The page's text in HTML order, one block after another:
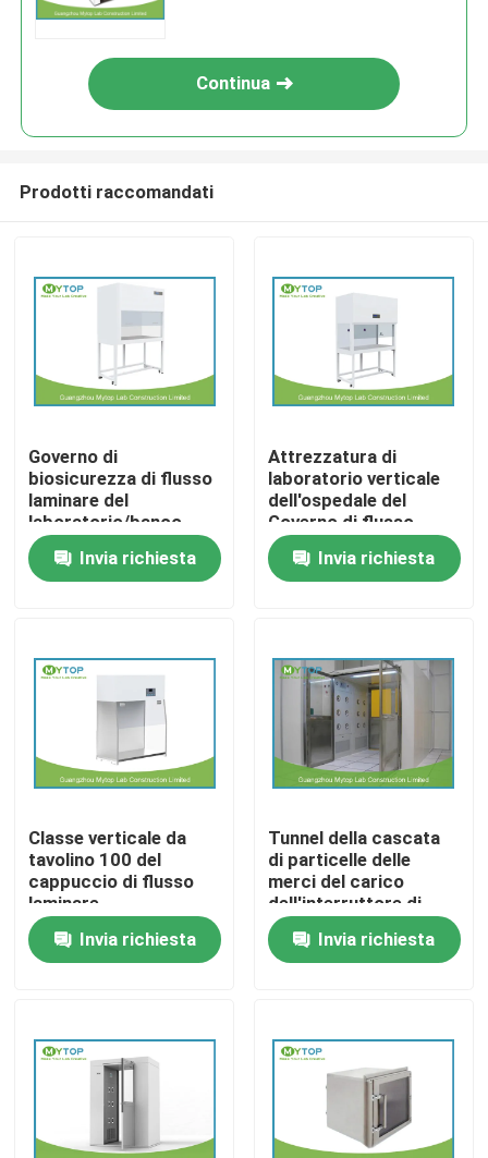
Casa
Contatti
Mobilia del laboratorio dell'università
Mobilia del laboratorio dell'ospedale
Mobilia del laboratorio del metallo
cappa di laboratorio
Continua
Prodotti raccomandati
Governo di
biosicurezza di flusso
laminare del
laboratorio/banco
flusso laminare per
stanza pulitaInvia richiesta
Attrezzatura di
laboratorio verticale
dell'ospedale del
Governo di flusso
laminare con la
finestra di vetro
laterale
Invia richiesta
Classe verticale da
tavolino 100 del
cappuccio di flusso
laminare
dell'attrezzatura di
laboratorio della
stanza pulita
Invia richiesta
Tunnel della cascata
di particelle delle
merci del carico
dell'interruttore di
sicurezza elettrico
con le doppie porte
per il locale senza
Invia richiesta